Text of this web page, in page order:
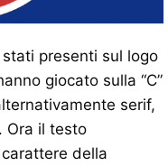
presenti sul logo
giocato sulla “C”
serif,
Ora il testo
della